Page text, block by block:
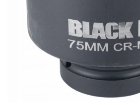
compresoare
Cricuri Auto Hidraulice
Pneumatice si Trapezoidale
Cricuri hidraulice
Cricuri pneumatice
Cricuri trapezoidale
Mixere
Motocositoare si Motosape
Nivela laser
Pistol de vopsit
Rotopercutoare si bormasini